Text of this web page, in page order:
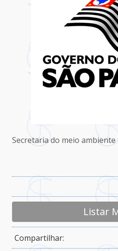
Secretaria do meio ambiente
Listar
Compartilhar: